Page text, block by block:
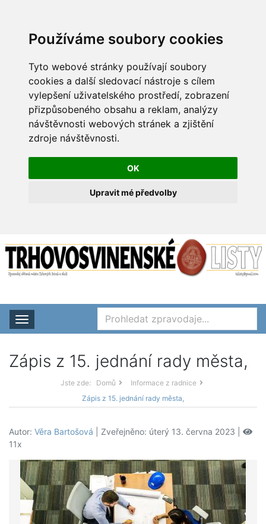
Používáme soubory cookies
Tyto webové stránky používají soubory
cookies a další sledovací nástroje s cílem
vylepšení uživatelského prostředí, zobrazení
přizpůsobeného obsahu a reklam, analýzy
návštěvnosti webových stránek a zjištění
zdroje návštěvnosti.
OK
Upravit mé předvolby
Rozbalit nabídku
Zápis z 15. jednání rady města,
Jste zde: Domů
Informace z radnice
Zápis z 15. jednání rady města,
Autor: Věra Bartošová | Zveřejněno: úterý 13. června 2023 |
11x